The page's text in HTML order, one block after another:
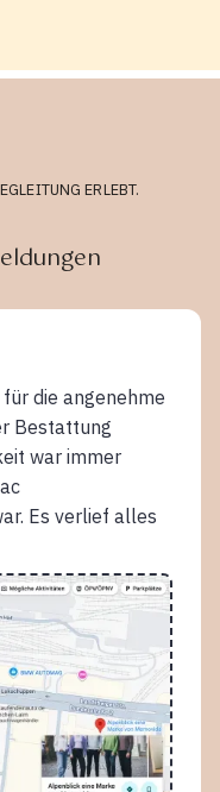
ERLEBT.
die angenehme
Bestattung
war immer
Es verlief alles